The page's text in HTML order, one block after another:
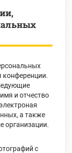
конференции.
а также
организации.
с